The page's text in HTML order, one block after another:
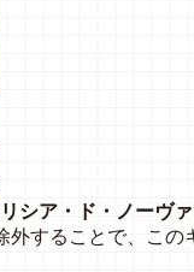
シア・ド・ノーヴ
外することで、こ